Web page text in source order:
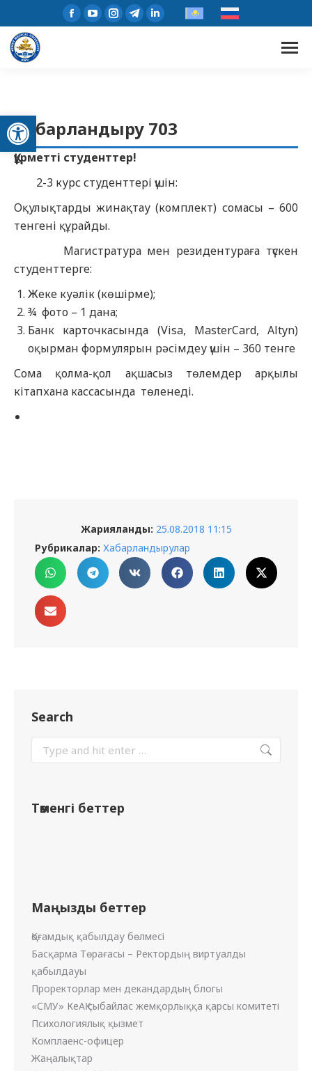
Open toolbar
Хабарландыру 703
Құрметті студенттер!
2-3 курс студенттері үшін:
Оқулықтарды жинақтау (комплект) сомасы – 600
тенгені құрайды.
Магистратура мен резидентураға түскен
студенттерге:
Жеке куәлік (көшірме);
¾ фото – 1 дана;
Банк карточкасында (Visa, MasterCard, Altyn)
оқырман формулярын рәсімдеу үшін – 360 тенге
Сома қолма-қол ақшасыз төлемдер арқылы
кітапхана кассасында төленеді.
Жарияланды: 25.08.2018 11:15
Рубрикалар: Хабарландырулар
Search
Төменгі беттер
Маңызды беттер
Қоғамдық қабылдау бөлмесі
Басқарма Төрағасы – Ректордың виртуалды
қабылдауы
Проректорлар мен декандардың блогы
«СМУ» КеАҚ сыбайлас жемқорлыққа қарсы комитеті
Психологиялық қызмет
Комплаенс-офицер
Жаңалықтар